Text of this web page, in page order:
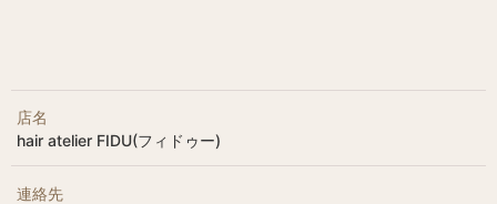
店名
hair atelier FIDU(フィドゥー)
連絡先